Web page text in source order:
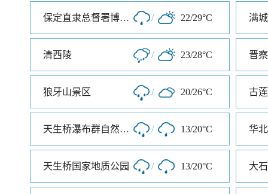
保定直隶总督署博物馆 / 22/29°C 满
清西陵 / 23/28°C
狼牙山景区 / 20/26°C 古
天生桥瀑布群自然风景区 / 13/20°C 华
天生桥国家地质公园 / 13/20°C 大